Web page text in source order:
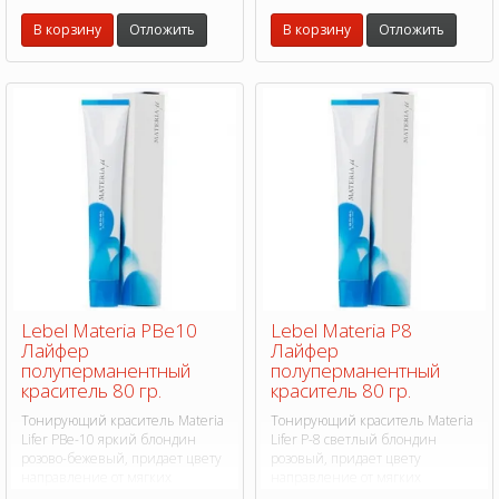
гладкость, блеск и эластичность.
В корзину Отложить
гладкость, блеск и эластичность.
В корзину Отложить
Lebel Materia PBe10
Лайфер
полуперманентный
краситель 80 гр.
Тонирующий краситель Materia
Lifer PBe-10 яркий блондин
розово-бежевый, придает цвету
Lebel Materia P8
Лайфер
полуперманентный
краситель 80 гр.
Тонирующий краситель Materia
Lifer P-8 светлый блондин
розовый, придает цвету